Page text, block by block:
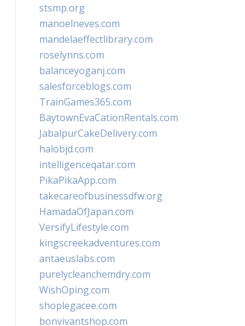
stsmp.org
manoelneves.com
mandelaeffectlibrary.com
roselynns.com
balanceyoganj.com
salesforceblogs.com
TrainGames365.com
BaytownEvaCationRentals.com
JabalpurCakeDelivery.com
halobjd.com
intelligenceqatar.com
PikaPikaApp.com
takecareofbusinessdfw.org
HamadaOfJapan.com
VersifyLifestyle.com
kingscreekadventures.com
antaeuslabs.com
purelycleanchemdry.com
WishOping.com
shoplegacee.com
bonvivantshop.com